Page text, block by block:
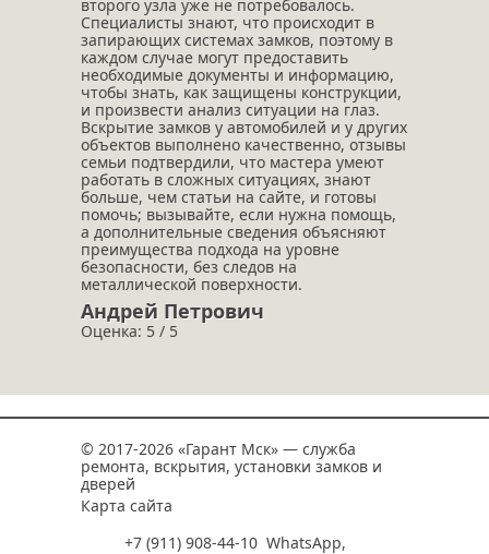
второго узла уже не потребовалось.
Специалисты знают, что происходит в
запирающих системах замков, поэтому в
каждом случае могут предоставить
необходимые документы и информацию,
чтобы знать, как защищены конструкции,
и произвести анализ ситуации на глаз.
Вскрытие замков у автомобилей и у других
объектов выполнено качественно, отзывы
семьи подтвердили, что мастера умеют
работать в сложных ситуациях, знают
больше, чем статьи на сайте, и готовы
помочь; вызывайте, если нужна помощь,
а дополнительные сведения объясняют
преимущества подхода на уровне
безопасности, без следов на
металлической поверхности.
Андрей Петрович
Оценка: 5 / 5
© 2017-2026 «Гарант Мск» — служба
ремонта, вскрытия, установки замков и
дверей
Карта сайта
+7 (911) 908-44-10 WhatsApp,